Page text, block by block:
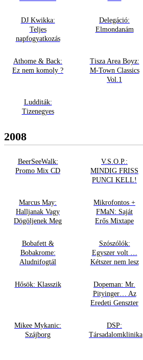
DJ Kwikka:
Teljes
napfogyatkozás
Delegáció:
Elmondanám
Athome & Back:
Ez nem komoly ?
Tisza Area Boyz:
M-Town Classics
Vol.1
Ludditák:
Tizenegyes
2008
BeerSeeWalk:
Promo Mix CD
V.S.O.P.:
MINDIG FRISS
PUNCI KELL!
Marcus May:
Halljanak Vagy
Dögöljenek Meg
Mikrofontos +
FMaN: Saját
Erős Mixtape
Bobafett &
Bobakrome:
Aludnifogtál
Szószólók:
Egyszer volt …
Kétszer nem lesz
Hősök: Klasszik
Dopeman: Mr.
Pityinger… Az
Eredeti Genszter
Mikee Mykanic:
Szájborg
DSP:
Társadalomklinika